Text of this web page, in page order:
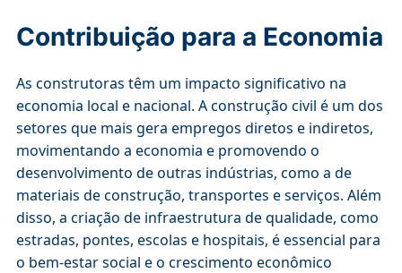
Contribuição para a Economia
As construtoras têm um impacto significativo na
economia local e nacional. A construção civil é um dos
setores que mais gera empregos diretos e indiretos,
movimentando a economia e promovendo o
desenvolvimento de outras indústrias, como a de
materiais de construção, transportes e serviços. Além
disso, a criação de infraestrutura de qualidade, como
estradas, pontes, escolas e hospitais, é essencial para
o bem-estar social e o crescimento econômico